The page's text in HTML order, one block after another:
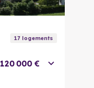
17logements
120 000 €